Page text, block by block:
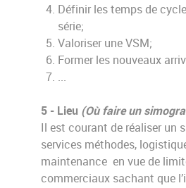
Définir les temps de
série;
Valoriser une VSM;
Former les nouveaux
...
5 - Lieu (Où faire un
Il est courant de réaliser un
services méthodes,
maintenance en vue de
commerciaux sachant que